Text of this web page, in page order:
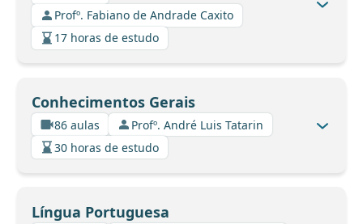
Profº. Fabiano de Andrade Caxito
17 horas de estudo
Conhecimentos Gerais
86 aulas
Profº. André Luis Tatarin
30 horas de estudo
Língua Portuguesa